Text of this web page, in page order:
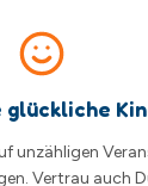
Kunden
von
Familien
5.0 von